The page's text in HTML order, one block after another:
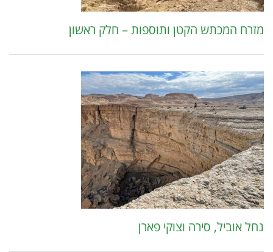
מזרח המכתש הקטן ותוספות – חלק ראשון
נחל אוביל, סירה וצוקי פארן